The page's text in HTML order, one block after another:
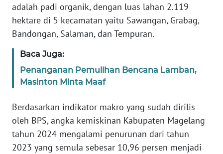
adalah padi organik, dengan luas lahan 2.119
hektare di 5 kecamatan yaitu Sawangan, Grabag,
Bandongan, Salaman, dan Tempuran.
Baca Juga:
Penanganan Pemulihan Bencana Lamban,
Masinton Minta Maaf
Berdasarkan indikator makro yang sudah dirilis
oleh BPS, angka kemiskinan Kabupaten Magelang
tahun 2024 mengalami penurunan dari tahun
2023 yang semula sebesar 10,96 persen menjadi
WN
WN
SULTRA